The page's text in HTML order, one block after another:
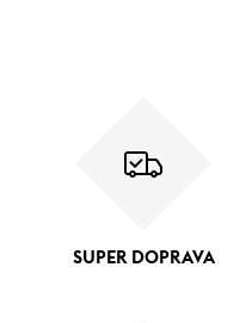
SUPER DOPRAVA